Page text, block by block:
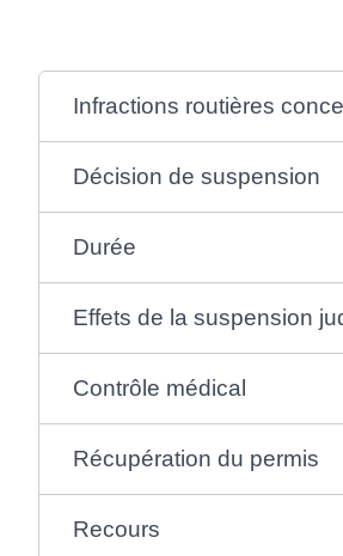
Infractions routières
Décision de suspension
Durée
Effets de la suspension
Contrôle médical
Récupération du permis
Recours